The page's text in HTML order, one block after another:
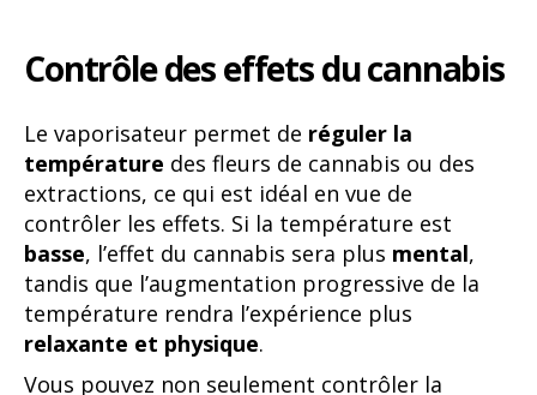
Contrôle des effets du cannabis
Le vaporisateur permet de réguler la
température des fleurs de cannabis ou des
extractions, ce qui est idéal en vue de
contrôler les effets. Si la température est
basse, l’effet du cannabis sera plus mental,
tandis que l’augmentation progressive de la
température rendra l’expérience plus
relaxante et physique.
Vous pouvez non seulement contrôler la